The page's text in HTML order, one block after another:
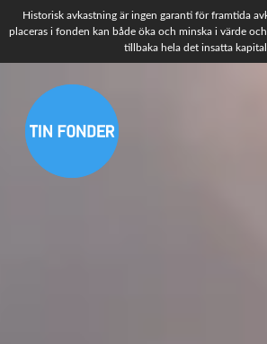
Historisk avkastning är ingen garanti för framtida
placeras i fonden kan både öka och minska i värde
tillbaka hela det insatta